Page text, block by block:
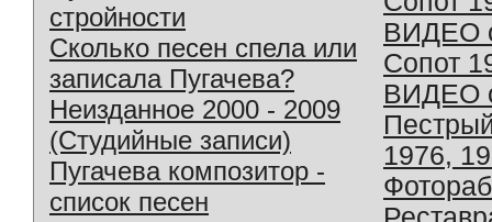
стройности
Сколько песен спела или
записала Пугачева?
Неизданное 2000 - 2009
(Студийные записи)
Пугачева композитор -
список песен
ВИДЕО
Сопот
ВИДЕО
1976,